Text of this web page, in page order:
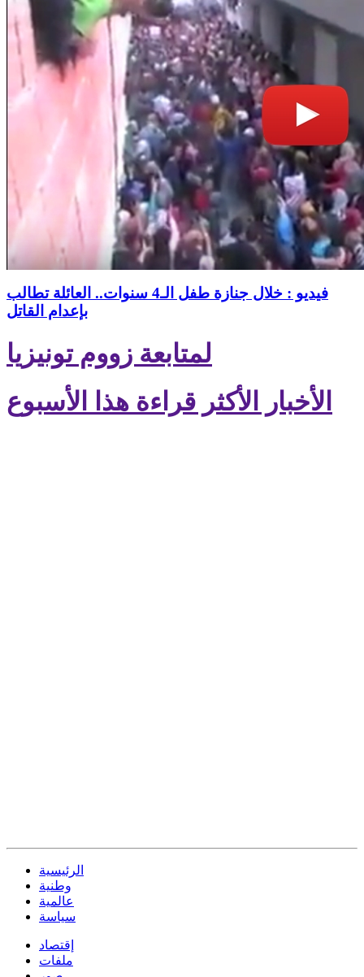
فيديو : خلال جنازة طفل الـ4 سنوات.. العائلة تطالب
بإعدام القاتل
لمتابعة زووم تونيزيا
الأخبار الأكثر قراءة هذا الأسبوع
الرئيسية
وطنية
عالمية
سياسة
إقتصاد
ملفات